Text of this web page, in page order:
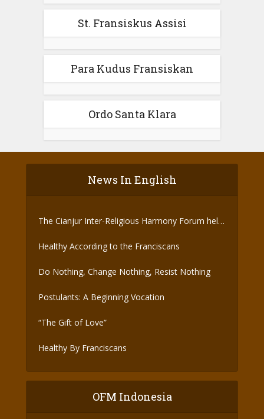
St. Fransiskus Assisi
Para Kudus Fransiskan
Ordo Santa Klara
News In English
The Cianjur Inter-Religious Harmony Forum held
Healthy According to the Franciscans
Do Nothing, Change Nothing, Resist Nothing
Postulants: A Beginning Vocation
“The Gift of Love”
Healthy By Franciscans
OFM Indonesia